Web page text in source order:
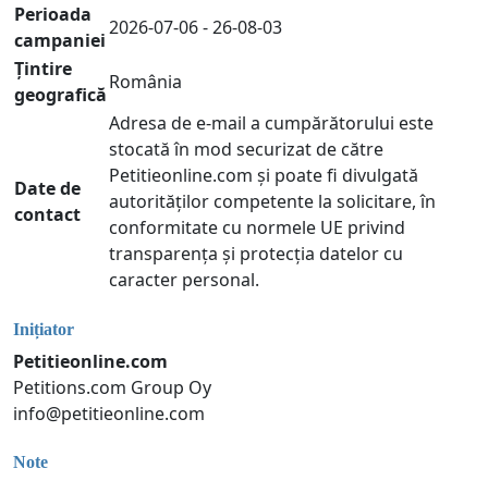
Perioada
campaniei
2026-07-06 - 26-08-03
Țintire
geografică
România
Date de
contact
Adresa de e-mail a cumpărătorului este
stocată în mod securizat de către
Petitieonline.com și poate fi divulgată
autorităților competente la solicitare, în
conformitate cu normele UE privind
transparența și protecția datelor cu
caracter personal.
Inițiator
Petitieonline.com
Petitions.com Group Oy
info@petitieonline.com
Note